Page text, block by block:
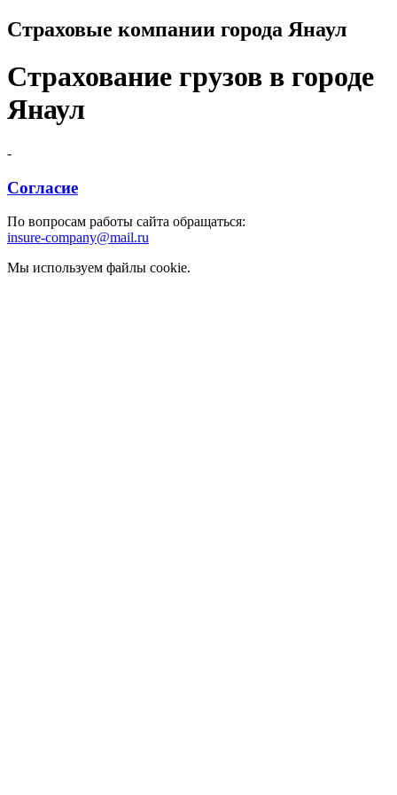
Страховые компании города Янаул
Страхование грузов в городе
Янаул
-
Согласие
По вопросам работы сайта обращаться:
insure-company@mail.ru
Мы используем файлы cookie.